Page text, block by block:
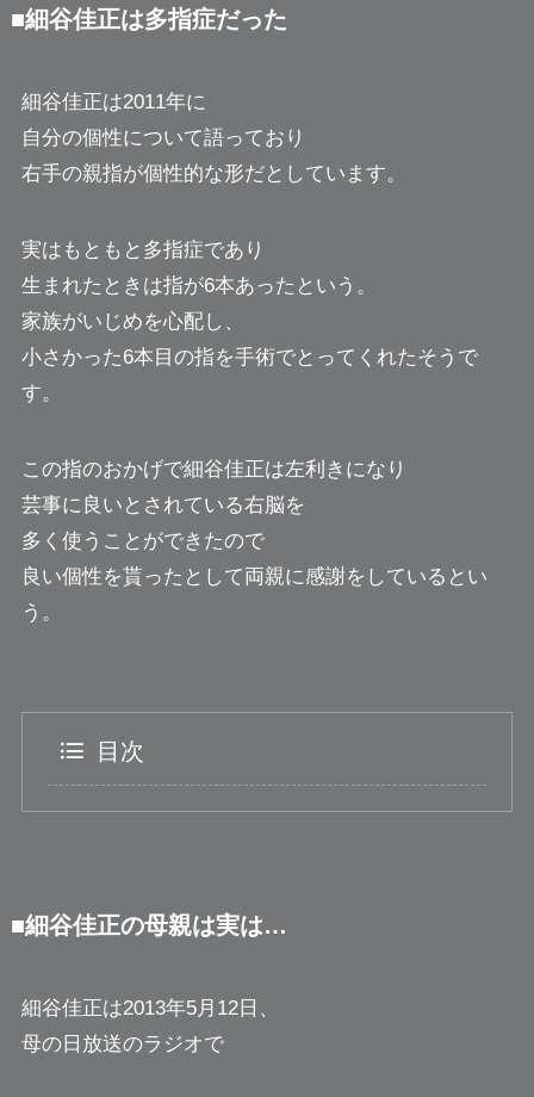
■細谷佳正は多指症だった
細谷佳正は2011年に
自分の個性について語っており
右手の親指が個性的な形だとしています。
実はもともと多指症であり
生まれたときは指が6本あったという。
家族がいじめを心配し、
小さかった6本目の指を手術でとってくれたそうで
す。
この指のおかげで細谷佳正は左利きになり
芸事に良いとされている右脳を
多く使うことができたので
良い個性を貰ったとして両親に感謝をしているとい
う。
目次
■細谷佳正の母親は実は…
細谷佳正は2013年5月12日、
母の日放送のラジオで